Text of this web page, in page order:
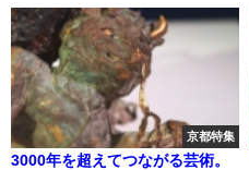
京都特集
3000年を超えてつながる芸術。